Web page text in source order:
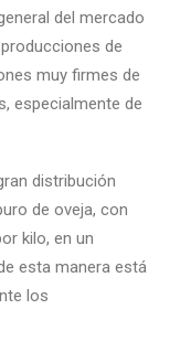
del mercado
de
muy firmes de
especialmente de
distribución
de oveja, con
kilo, en un
esta manera está
los